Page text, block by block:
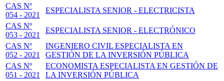
CAS Nº
054 - 2021
ESPECIALISTA SENIOR - ELECTRICISTA
CAS Nº
053 - 2021
ESPECIALISTA SENIOR - ELECTRÓNICO
CAS Nº
052 - 2021
INGENIERO CIVIL ESPECIALISTA EN
GESTIÓN DE LA INVERSIÓN PÚBLICA
CAS Nº
051 - 2021
ECONOMISTA ESPECIALISTA EN GESTIÓN DE
LA INVERSIÓN PÚBLICA